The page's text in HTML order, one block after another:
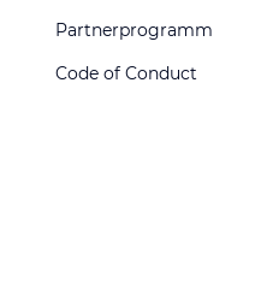
Partnerprogramm
Code of Conduct